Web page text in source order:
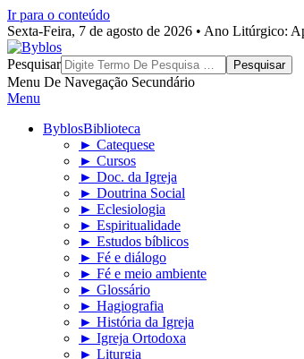
Ir para o conteúdo
Sexta-Feira, 7 de agosto de 2026 • Ano Litúrgico:
Byblos
Pesquisar
Menu De Navegação Secundário
Menu
ByblosBiblioteca
► Catequese
► Cursos
► Doc. da Igreja
► Doutrina Social
► Eclesiologia
► Espiritualidade
► Estudos bíblicos
► Fé e diálogo
► Fé e meio ambiente
► Glossário
► Hagiografia
► História da Igreja
► Igreja Ortodoxa
► Liturgia